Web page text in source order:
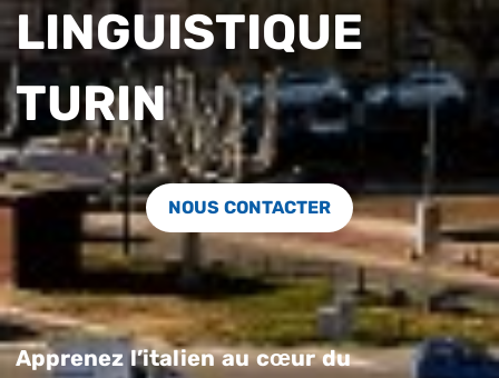
LINGUISTIQUE
TURIN
NOUS CONTACTER
Apprenez l’italien au cœur du